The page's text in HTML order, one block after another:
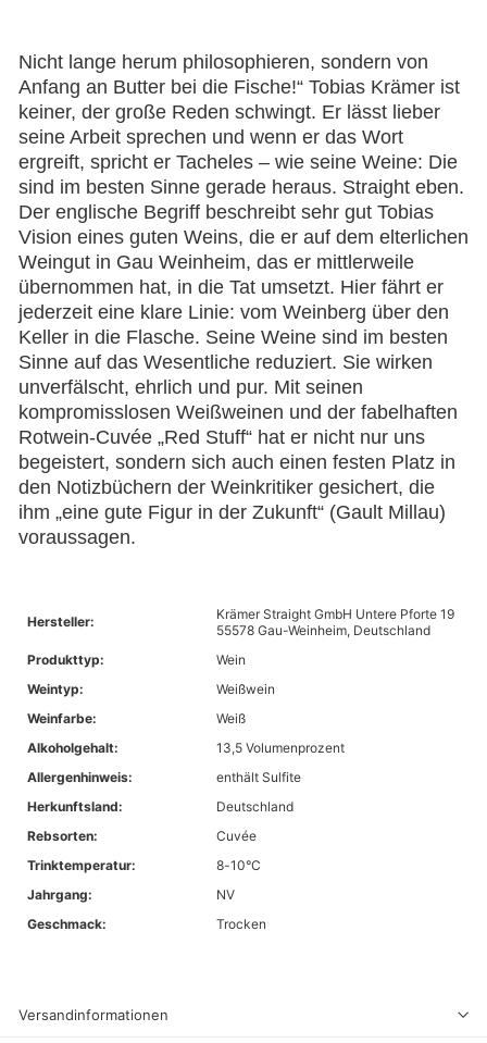
Nicht lange herum philosophieren, sondern von
Anfang an Butter bei die Fische!“ Tobias Krämer ist
keiner, der große Reden schwingt. Er lässt lieber
seine Arbeit sprechen und wenn er das Wort
ergreift, spricht er Tacheles – wie seine Weine: Die
sind im besten Sinne gerade heraus. Straight eben.
Der englische Begriff beschreibt sehr gut Tobias
Vision eines guten Weins, die er auf dem elterlichen
Weingut in Gau Weinheim, das er mittlerweile
übernommen hat, in die Tat umsetzt. Hier fährt er
jederzeit eine klare Linie: vom Weinberg über den
Keller in die Flasche. Seine Weine sind im besten
Sinne auf das Wesentliche reduziert. Sie wirken
unverfälscht, ehrlich und pur. Mit seinen
kompromisslosen Weißweinen und der fabelhaften
Rotwein-Cuvée „Red Stuff“ hat er nicht nur uns
begeistert, sondern sich auch einen festen Platz in
den Notizbüchern der Weinkritiker gesichert, die
ihm „eine gute Figur in der Zukunft“ (Gault Millau)
voraussagen.
Hersteller:
Krämer Straight GmbH Untere Pforte 19
55578 Gau-Weinheim, Deutschland
Produkttyp:
Wein
Weintyp:
Weißwein
Weinfarbe:
Weiß
Alkoholgehalt:
13,5 Volumenprozent
Allergenhinweis:
enthält Sulfite
Herkunftsland:
Deutschland
Rebsorten:
Cuvée
Trinktemperatur:
8-10°C
Jahrgang:
NV
Geschmack:
Trocken
Versandinformationen